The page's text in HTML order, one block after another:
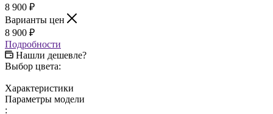
8 900 ₽
Варианты цен
8 900 ₽
Подробности
Нашли дешевле?
Выбор цвета:
Характеристики
Параметры модели
: